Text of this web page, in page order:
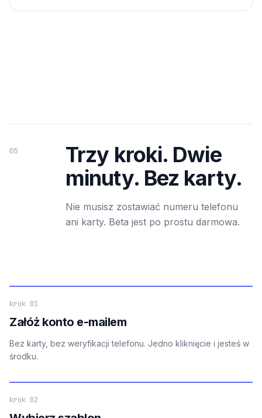
05
Trzy kroki. Dwie
minuty. Bez karty.
Nie musisz zostawiać numeru telefonu
ani karty. Beta jest po prostu darmowa.
krok 01
Załóż konto e-mailem
Bez karty, bez weryfikacji telefonu. Jedno kliknięcie i jesteś w
środku.
krok 02